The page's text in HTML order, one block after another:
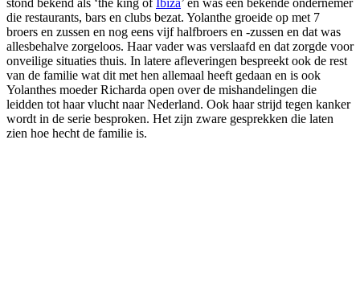
stond bekend als ‘the king ofIbiza’ en was een bekende ondernemer
die restaurants, bars en clubs bezat. Yolanthe groeide op met 7
broers en zussen en nog eens vijf halfbroers en -zussen en dat was
allesbehalve zorgeloos. Haar vader was verslaafd en dat zorgde voor
onveilige situaties thuis. In latere afleveringen bespreekt ook de rest
van de familie wat dit met hen allemaal heeft gedaan en is ook
Yolanthes moeder Richarda open over de mishandelingen die
leidden tot haar vlucht naar Nederland. Ook haar strijd tegen kanker
wordt in de serie besproken. Het zijn zware gesprekken die laten
zien hoe hecht de familie is.